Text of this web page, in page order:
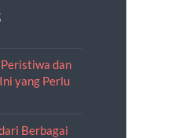
dan
yang Perlu
Berbagai